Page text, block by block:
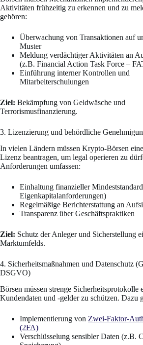
Aktivitäten frühzeitig zu erkennen und zu
gehören:
Überwachung von Transaktionen auf
Muster
Meldung verdächtiger Aktivitäten an
(z.B. Financial Action Task Force –
Einführung interner Kontrollen und
Mitarbeiterschulungen
Ziel: Bekämpfung von Geldwäsche und
Terrorismusfinanzierung.
3. Lizenzierung und behördliche
In vielen Ländern müssen Krypto-Börsen
Lizenz beantragen, um legal operieren zu
Anforderungen umfassen:
Einhaltung finanzieller
Eigenkapitalanforderungen)
Regelmäßige Berichterstattung an
Transparenz über Geschäftspraktiken
Ziel: Schutz der Anleger und Sicherstellung
Marktumfelds.
4. Sicherheitsmaßnahmen und Datenschutz
DSGVO)
Börsen müssen strenge Sicherheitsprotokolle
Kundendaten und -gelder zu schützen. Dazu
Implementierung von Zwei-Faktor-
(2FA)
Verschlüsselung sensibler Daten (z.B.